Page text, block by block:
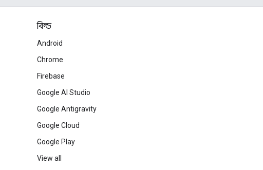
বিল্ড
Android
Chrome
Firebase
Google AI Studio
Google Antigravity
Google Cloud
Google Play
View all